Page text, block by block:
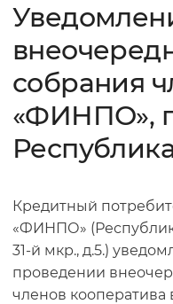
собрания
«ФИНПО»,
Кредитный
«ФИНПО»
31-й мкр., д.5.)
проведении
членов